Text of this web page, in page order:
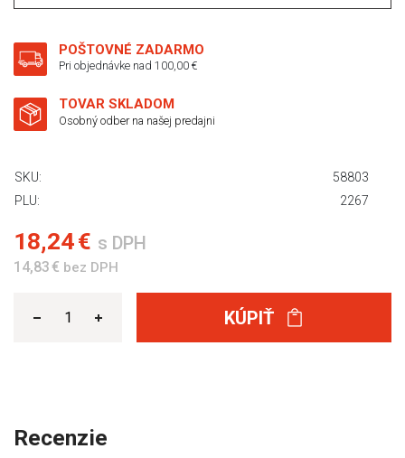
POŠTOVNÉ ZADARMO
Pri objednávke nad 100,00 €
TOVAR SKLADOM
Osobný odber na našej predajni
SKU:
58803
PLU:
2267
18,24 € s DPH
14,83 € bez DPH
KÚPIŤ
Recenzie